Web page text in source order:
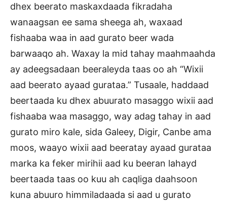
dhex beerato maskaxdaada fikradaha
wanaagsan ee sama sheega ah, waxaad
fishaaba waa in aad gurato beer wada
barwaaqo ah. Waxay la mid tahay maahmaahda
ay adeegsadaan beeraleyda taas oo ah “Wixii
aad beerato ayaad gurataa.” Tusaale, haddaad
beertaada ku dhex abuurato masaggo wixii aad
fishaaba waa masaggo, way adag tahay in aad
gurato miro kale, sida Galeey, Digir, Canbe ama
moos, waayo wixii aad beeratay ayaad gurataa
marka ka feker mirihii aad ku beeran lahayd
beertaada taas oo kuu ah caqliga daahsoon
kuna abuuro himmiladaada si aad u gurato